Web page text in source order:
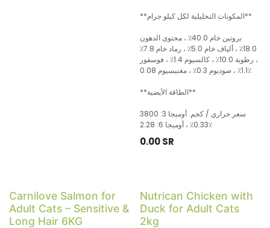
**المكونات التحليلية لكل كيلو جرام**
بروتين خام 40.0٪ ، محتوى الدهون
18.0٪ ، ألياف خام 5.0٪ ، رماد خام 7.8٪
، رطوبة 10.0٪ ، كالسيوم 1.4٪ ، فوسفور
1.1٪ ، صوديوم 0.3٪ ، مغنيسيوم 0.08٪
**الطاقة الأيضية**
3800 سعر حراري / كجم. أوميجا 3:
0.33٪ ، أوميجا 6: 2.28٪
0.00SR
Carnilove Salmon for
Adult Cats – Sensitive &
Long Hair 6KG
Nutrican Chicken with
Duck for Adult Cats
2kg